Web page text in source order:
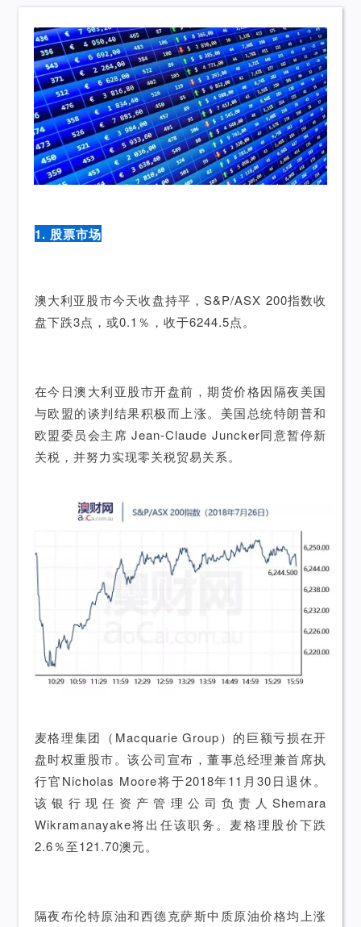
1. 股票市场
澳大利亚股市今天收盘持平，S&P/ASX 200指数收
盘下跌3点，或0.1％，收于6244.5点。
在今日澳大利亚股市开盘前，期货价格因隔夜美国
与欧盟的谈判结果积极而上涨。美国总统特朗普和
欧盟委员会主席 Jean-Claude Juncker同意暂停新
关税，并努力实现零关税贸易关系。
麦格理集团（Macquarie Group）的巨额亏损在开
盘时权重股市。该公司宣布，董事总经理兼首席执
行官Nicholas Moore将于2018年11月30日退休。
该银行现任资产管理公司负责人Shemara
Wikramanayake将出任该职务。麦格理股价下跌
2.6％至121.70澳元。
隔夜布伦特原油和西德克萨斯中质原油价格均上涨